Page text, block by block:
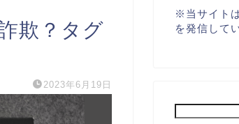
欺？タグ
2023年6月19日
※ 当サイト
を発信して